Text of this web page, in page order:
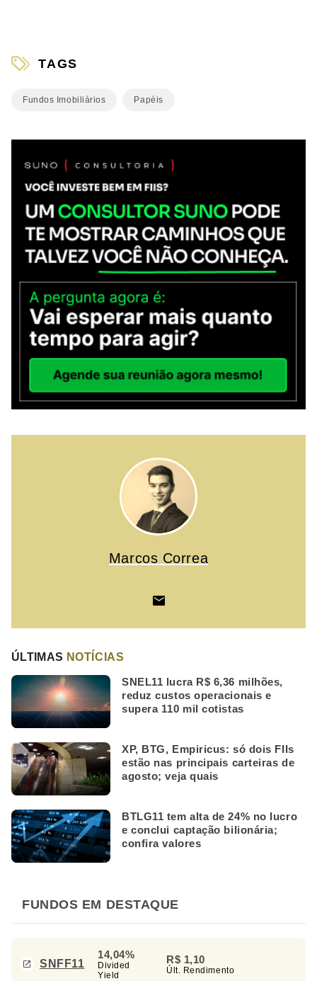
TAGS
Fundos Imobiliários Papéis
Marcos Correa
ÚLTIMAS NOTÍCIAS
SNEL11 lucra R$ 6,36 milhões,
reduz custos operacionais e
supera 110 mil cotistas
XP, BTG, Empiricus: só dois FIIs
estão nas principais carteiras de
agosto; veja quais
BTLG11 tem alta de 24% no lucro
e conclui captação bilionária;
confira valores
FUNDOS EM DESTAQUE
SNFF11
14,04%
Divided
Yield
R$ 1,10
Últ. Rendimento